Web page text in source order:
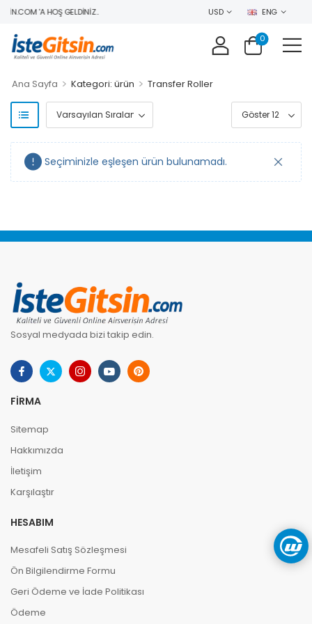
'A HOŞ GELDINIZ.. USD ENG
0
Ana Sayfa > Kategori: ürün > Transfer Roller
Seçiminizle eşleşen ürün bulunamadı.
Sosyal medyada bizi takip edin.
FIRMA
Sitemap
Hakkımızda
İletişim
Karşılaştır
HESABIM
Mesafeli Satış Sözleşmesi
Ön Bilgilendirme Formu
Geri Ödeme ve İade Politikası
Ödeme